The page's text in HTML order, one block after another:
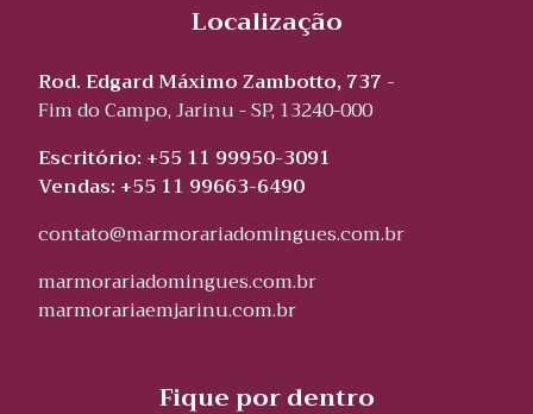
Localização
Rod. Edgard Máximo Zambotto, 737 -
Fim do Campo, Jarinu - SP, 13240-000
Escritório: +55 11 99950-3091
Vendas: +55 11 99663-6490
contato@marmorariadomingues.com.br
marmorariadomingues.com.br
marmorariaemjarinu.com.br
Fique por dentro